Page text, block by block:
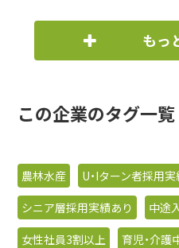
もっ
この企業のタグ一覧
農林水産
U・Iターン者採用実
シニア層採用実績あり
中途
女性社員3割以上
育児・介護